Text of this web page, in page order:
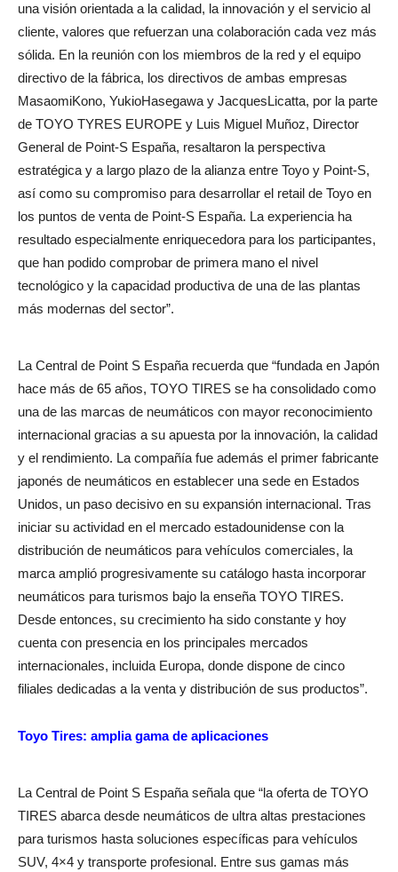
una visión orientada a la calidad, la innovación y el servicio al
cliente, valores que refuerzan una colaboración cada vez más
sólida. En la reunión con los miembros de la red y el equipo
directivo de la fábrica, los directivos de ambas empresas
MasaomiKono, YukioHasegawa y JacquesLicatta, por la parte
de TOYO TYRES EUROPE y Luis Miguel Muñoz, Director
General de Point-S España, resaltaron la perspectiva
estratégica y a largo plazo de la alianza entre Toyo y Point-S,
así como su compromiso para desarrollar el retail de Toyo en
los puntos de venta de Point-S España. La experiencia ha
resultado especialmente enriquecedora para los participantes,
que han podido comprobar de primera mano el nivel
tecnológico y la capacidad productiva de una de las plantas
más modernas del sector”.
La Central de Point S España recuerda que “fundada en Japón
hace más de 65 años, TOYO TIRES se ha consolidado como
una de las marcas de neumáticos con mayor reconocimiento
internacional gracias a su apuesta por la innovación, la calidad
y el rendimiento. La compañía fue además el primer fabricante
japonés de neumáticos en establecer una sede en Estados
Unidos, un paso decisivo en su expansión internacional. Tras
iniciar su actividad en el mercado estadounidense con la
distribución de neumáticos para vehículos comerciales, la
marca amplió progresivamente su catálogo hasta incorporar
neumáticos para turismos bajo la enseña TOYO TIRES.
Desde entonces, su crecimiento ha sido constante y hoy
cuenta con presencia en los principales mercados
internacionales, incluida Europa, donde dispone de cinco
filiales dedicadas a la venta y distribución de sus productos”.
Toyo Tires: amplia gama de aplicaciones
La Central de Point S España señala que “la oferta de TOYO
TIRES abarca desde neumáticos de ultra altas prestaciones
para turismos hasta soluciones específicas para vehículos
SUV, 4×4 y transporte profesional. Entre sus gamas más